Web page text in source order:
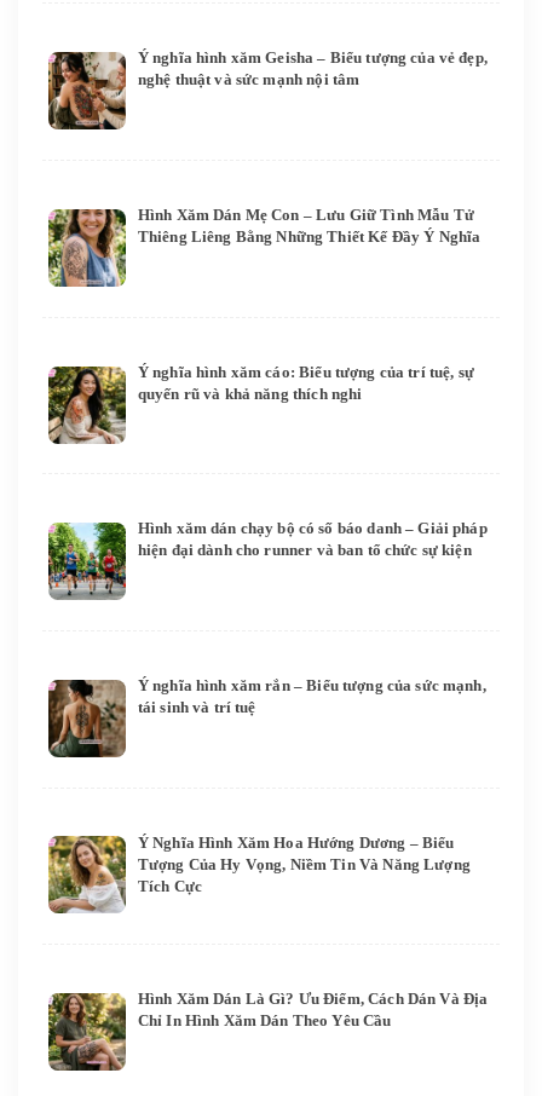
Ý nghĩa hình xăm Geisha – Biểu tượng của vẻ đẹp,
nghệ thuật và sức mạnh nội tâm
Hình Xăm Dán Mẹ Con – Lưu Giữ Tình Mẫu Tử
Thiêng Liêng Bằng Những Thiết Kế Đầy Ý Nghĩa
Ý nghĩa hình xăm cáo: Biểu tượng của trí tuệ, sự
quyến rũ và khả năng thích nghi
Hình xăm dán chạy bộ có số báo danh – Giải pháp
hiện đại dành cho runner và ban tổ chức sự kiện
Ý nghĩa hình xăm rắn – Biểu tượng của sức mạnh,
tái sinh và trí tuệ
Ý Nghĩa Hình Xăm Hoa Hướng Dương – Biểu
Tượng Của Hy Vọng, Niềm Tin Và Năng Lượng
Tích Cực
Hình Xăm Dán Là Gì? Ưu Điểm, Cách Dán Và Địa
Chỉ In Hình Xăm Dán Theo Yêu Cầu